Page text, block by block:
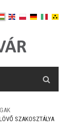
SZAKOSZTÁLYA